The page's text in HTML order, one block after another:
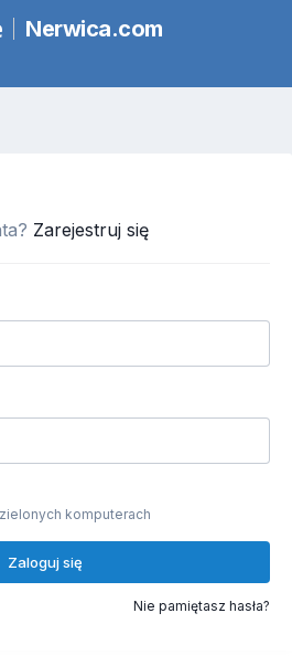
Nerwica.com
Zarejestruj się
komputerach
Zaloguj się
Nie pamiętasz hasła?